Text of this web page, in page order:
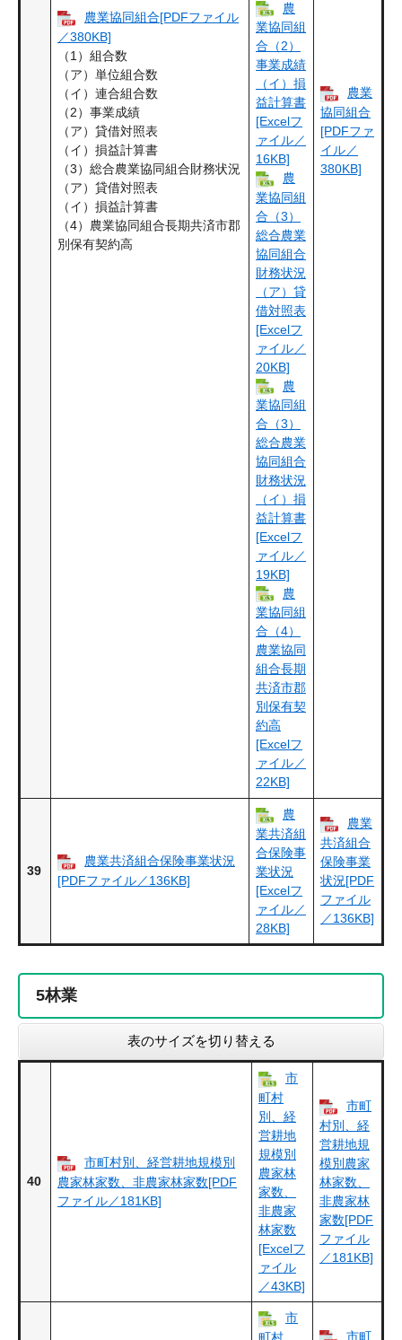
農業協同組合[PDFファイル
／380KB]
（1）組合数
（ア）単位組合数
（イ）連合組合数
（2）事業成績
（ア）貸借対照表
（イ）損益計算書
（3）総合農業協同組合財務状況
（ア）貸借対照表
（イ）損益計算書
（4）農業協同組合長期共済市郡
別保有契約高
農
業協同組
合（2）
事業成績
（イ）損
益計算書
[Excelフ
ァイル／
16KB]
農
業協同組
合（3）
総合農業
協同組合
財務状況
（ア）貸
借対照表
[Excelフ
ァイル／
20KB]
農
業協同組
合（3）
総合農業
協同組合
財務状況
（イ）損
益計算書
[Excelフ
ァイル／
19KB]
農
業協同組
合（4）
農業協同
組合長期
共済市郡
別保有契
約高
[Excelフ
ァイル／
22KB]
農業
協同組合
[PDFファ
イル／
380KB]
39
農業共済組合保険事業状況
[PDFファイル／136KB]
農
業共済組
合保険事
業状況
[Excelフ
ァイル／
28KB]
農業
共済組合
保険事業
状況[PDF
ファイル
／136KB]
5林業
表のサイズを切り替える
40
市町村別、経営耕地規模別
農家林家数、非農家林家数[PDF
ファイル／181KB]
市
町村
別、経
営耕地
規模別
農家林
家数、
非農家
林家数
[Excelフ
ァイル
／43KB]
市町
村別、経
営耕地規
模別農家
林家数、
非農家林
家数[PDF
ファイル
／181KB]
市
町村
市町